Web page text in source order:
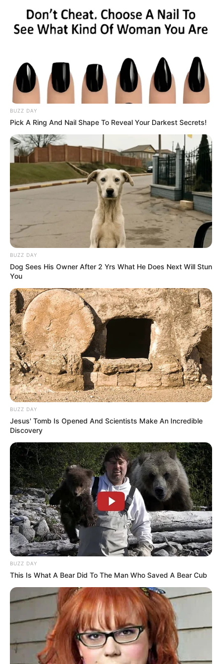
BUZZ DAY
Pick A Ring And Nail Shape To Reveal Your Darkest Secrets!
BUZZ DAY
Dog Sees His Owner After 2 Yrs What He Does Next Will Stun
You
BUZZ DAY
Jesus' Tomb Is Opened And Scientists Make An Incredible
Discovery
BUZZ DAY
This Is What A Bear Did To The Man Who Saved A Bear Cub